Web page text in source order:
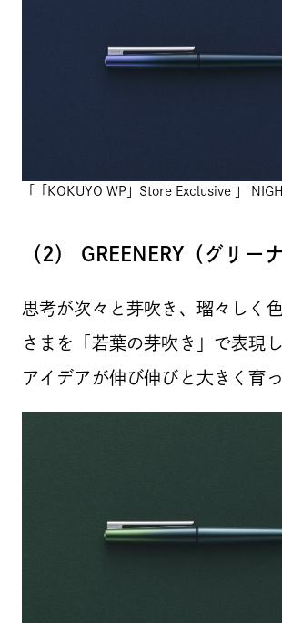
「「KOKUYO WP」Store Exclusive 」
（2） GREENERY（グリー
思考が次々と芽吹き、瑠々しく
さまを「若葉の芽吹き」で表現
アイデアが伸び伸びと大きく育っ